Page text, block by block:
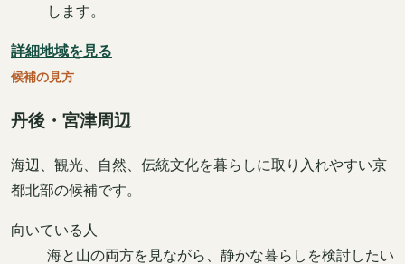
します。
詳細地域を見る
候補の見方
丹後・宮津周辺
海辺、観光、自然、伝統文化を暮らしに取り入れやすい京
都北部の候補です。
向いている人
海と山の両方を見ながら、静かな暮らしを検討したい